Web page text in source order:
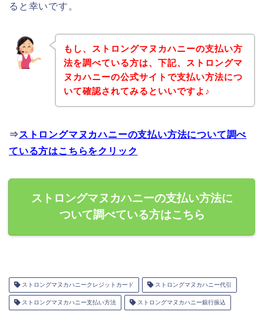
ると幸いです。
もし、ストロングマヌカハニーの支払い方
法を調べている方は、下記、ストロングマ
ヌカハニーの公式サイトで支払い方法につ
いて確認されてみるといいですよ♪
⇒ ストロングマヌカハニーの支払い方法について調べ
ている方はこちらをクリック
ストロングマヌカハニーの支払い方法に
ついて調べている方はこちら
ストロングマヌカハニークレジットカード ストロングマヌカハニー代引
ストロングマヌカハニー支払い方法 ストロングマヌカハニー銀行振込